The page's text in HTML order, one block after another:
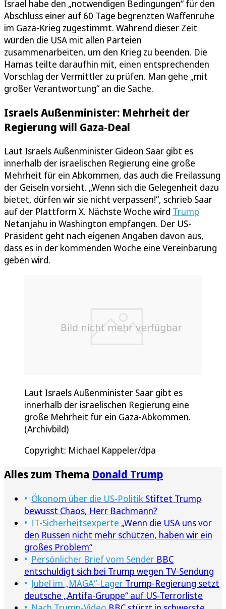
Israel habe den „notwendigen Bedingungen“ für den
Abschluss einer auf 60 Tage begrenzten Waffenruhe
im Gaza-Krieg zugestimmt. Während dieser Zeit
würden die USA mit allen Parteien
zusammenarbeiten, um den Krieg zu beenden. Die
Hamas teilte daraufhin mit, einen entsprechenden
Vorschlag der Vermittler zu prüfen. Man gehe „mit
großer Verantwortung“ an die Sache.
Israels Außenminister: Mehrheit der
Regierung will Gaza-Deal
Laut Israels Außenminister Gideon Saar gibt es
innerhalb der israelischen Regierung eine große
Mehrheit für ein Abkommen, das auch die Freilassung
der Geiseln vorsieht. „Wenn sich die Gelegenheit dazu
bietet, dürfen wir sie nicht verpassen!“, schrieb Saar
auf der Plattform X. Nächste Woche wird Trump
Netanjahu in Washington empfangen. Der US-
Präsident geht nach eigenen Angaben davon aus,
dass es in der kommenden Woche eine Vereinbarung
geben wird.
Laut Israels Außenminister Saar gibt es
innerhalb der israelischen Regierung eine
große Mehrheit für ein Gaza-Abkommen.
(Archivbild)
Copyright: Michael Kappeler/dpa
Alles zum Thema Donald Trump
Ökonom über die US-Politik Stiftet Trump
bewusst Chaos, Herr Bachmann?
IT-Sicherheitsexperte „Wenn die USA uns vor
den Russen nicht mehr schützen, haben wir ein
großes Problem“
Persönlicher Brief vom Sender BBC
entschuldigt sich bei Trump wegen TV-Sendung
Jubel im „MAGA“-Lager Trump-Regierung setzt
deutsche „Antifa-Gruppe“ auf US-Terrorliste